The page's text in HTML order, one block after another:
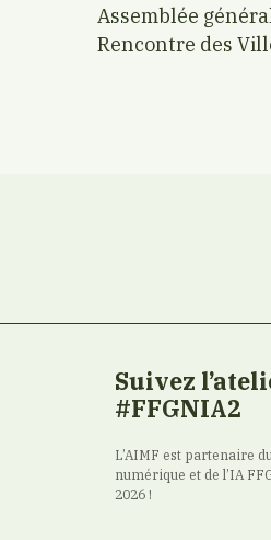
Assemblée
Rencontre des
Suivez
#FFGNIA2
L’AIMF est partenaire
numérique et de l’IA
2026 !